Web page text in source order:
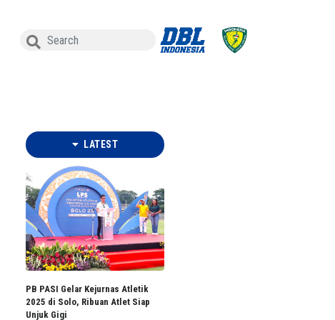
LATEST
PB PASI Gelar Kejurnas Atletik
2025 di Solo, Ribuan Atlet Siap
Unjuk Gigi